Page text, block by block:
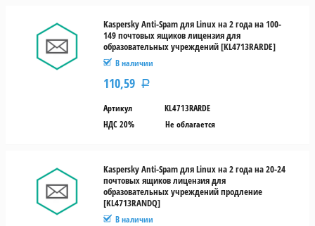
Kaspersky Anti-Spam для Linux на 2 года на 100-
149 почтовых ящиков лицензия для
образовательных учреждений [KL4713RARDE]
В наличии
110,59 Р
Артикул
KL4713RARDE
НДС 20%
Не облагается
Kaspersky Anti-Spam для Linux на 2 года на 20-24
почтовых ящиков лицензия для
образовательных учреждений продление
[KL4713RANDQ]
В наличии